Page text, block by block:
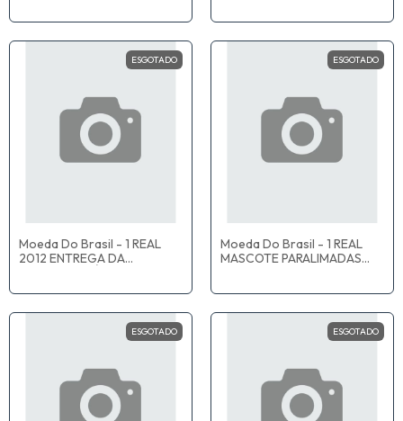
ESGOTADO
Moeda Do Brasil - 1 REAL
2012 ENTREGA DA
ESGOTADO
Moeda Do Brasil - 1 REAL
MASCOTE PARALIMADAS
ESGOTADO ESGOTADO